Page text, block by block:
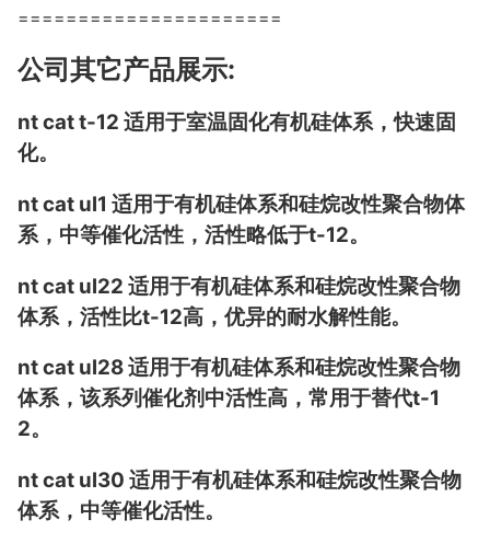
======================
公司其它产品展示:
nt cat t-12 适用于室温固化有机硅体系，快速固
化。
nt cat ul1 适用于有机硅体系和硅烷改性聚合物体
系，中等催化活性，活性略低于t-12。
nt cat ul22 适用于有机硅体系和硅烷改性聚合物
体系，活性比t-12高，优异的耐水解性能。
nt cat ul28 适用于有机硅体系和硅烷改性聚合物
体系，该系列催化剂中活性高，常用于替代t-1
2。
nt cat ul30 适用于有机硅体系和硅烷改性聚合物
体系，中等催化活性。